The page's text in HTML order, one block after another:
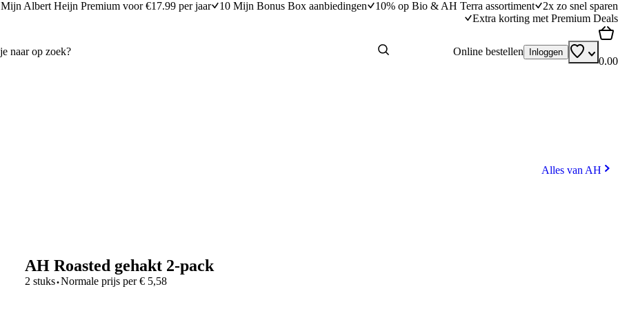
Mijn Albert Heijn Premium voor €17.99 per jaar 10 Mijn Bonus Box aanbiedingen 10% op Bio & AH Terra assortiment
2x zo snel sparen
Extra korting met Premium Deals
Online bestellen Inloggen
0.00
Alles van AH
AH Roasted gehakt 2-pack
2 stuks·Normale prijs per € 5,58